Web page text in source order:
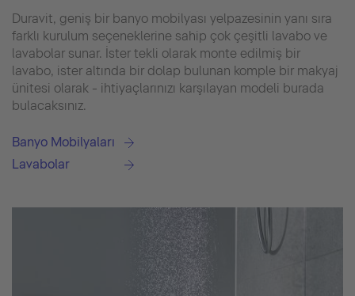
Duravit, geniş bir banyo mobilyası yelpazesinin yanı sıra
farklı kurulum seçeneklerine sahip çok çeşitli lavabo ve
lavabolar sunar. İster tekli olarak monte edilmiş bir
lavabo, ister altında bir dolap bulunan komple bir makyaj
ünitesi olarak - ihtiyaçlarınızı karşılayan modeli burada
bulacaksınız.
Banyo Mobilyaları
Lavabolar